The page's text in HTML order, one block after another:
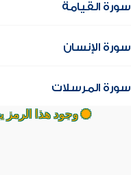
سورة القيامة
سورة الإنسان
سورة المرسلات
وجود هذا الرمز